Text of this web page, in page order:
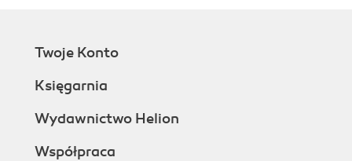
Twoje Konto
Księgarnia
Wydawnictwo Helion
Współpraca